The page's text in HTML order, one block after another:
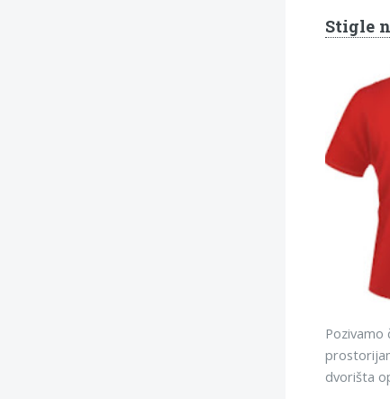
Stigle
Pozivamo
dvorišta